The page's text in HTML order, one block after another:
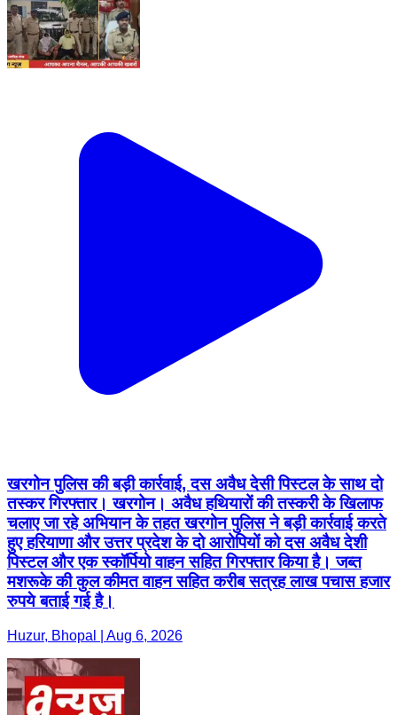
खरगोन पुलिस की बड़ी कार्रवाई, दस अवैध देसी पिस्टल के साथ दो
तस्कर गिरफ्तार। खरगोन। अवैध हथियारों की तस्करी के खिलाफ
चलाए जा रहे अभियान के तहत खरगोन पुलिस ने बड़ी कार्रवाई करते
हुए हरियाणा और उत्तर प्रदेश के दो आरोपियों को दस अवैध देशी
पिस्टल और एक स्कॉर्पियो वाहन सहित गिरफ्तार किया है। जब्त
मशरूके की कुल कीमत वाहन सहित करीब सत्रह लाख पचास हजार
रुपये बताई गई है।
Huzur, Bhopal | Aug 6, 2026